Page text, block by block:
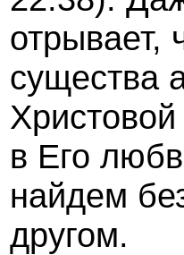
отрывает,
существа
в Его
найдем
другом.